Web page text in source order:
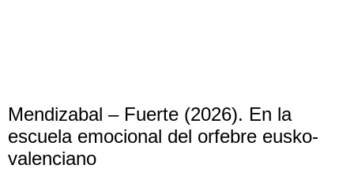
Mendizabal – Fuerte (2026). En la
escuela emocional del orfebre eusko-
valenciano